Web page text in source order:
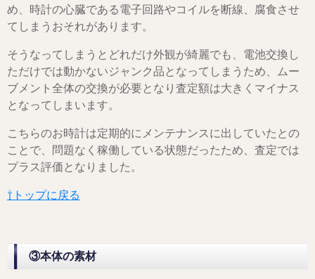
め、時計の心臓である電子回路やコイルを断線、腐食させ
てしまうおそれがあります。
そうなってしまうとどれだけ外観が綺麗でも、電池交換し
ただけでは動かないジャンク品となってしまうため、ムー
ブメント全体の交換が必要となり査定額は大きくマイナス
となってしまいます。
こちらのお時計は定期的にメンテナンスに出していたとの
ことで、問題なく稼働している状態だったため、査定では
プラス評価となりました。
⇧トップに戻る
③本体の素材